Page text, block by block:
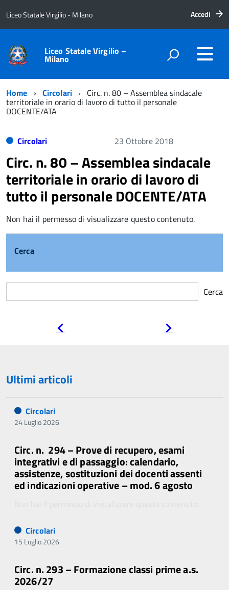
Liceo Statale Virgilio - Milano Accedi
Liceo Statale Virgilio –
Milano
Home Circolari Circ. n. 80 – Assemblea sindacale
territoriale in orario di lavoro di tutto il personale
DOCENTE/ATA
Circolari 23 Ottobre 2018
Circ. n. 80 – Assemblea sindacale
territoriale in orario di lavoro di
tutto il personale DOCENTE/ATA
Non hai il permesso di visualizzare questo contenuto.
Cerca
Cerca
Ultimi articoli
Circolari
24 Luglio 2026
Circ. n. 294 – Prove di recupero, esami
integrativi e di passaggio: calendario,
assistenze, sostituzioni dei docenti assenti
ed indicazioni operative – mod. 6 agosto
Circolari
15 Luglio 2026
Circ. n. 293 – Formazione classi prime a.s.
2026/27